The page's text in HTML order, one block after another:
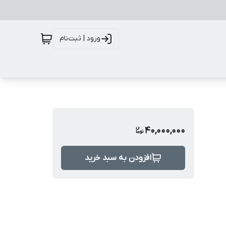
ورود | ثبت‌نام
40,000,000
افزودن به سبد خرید